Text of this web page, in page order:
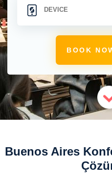
BOOK
Buenos Aires